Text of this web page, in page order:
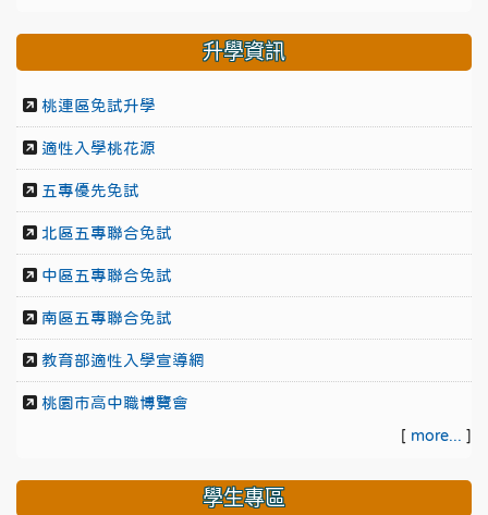
升學資訊
桃連區免試升學
適性入學桃花源
五專優先免試
北區五專聯合免試
中區五專聯合免試
南區五專聯合免試
教育部適性入學宣導網
桃園市高中職博覽會
[ more... ]
學生專區